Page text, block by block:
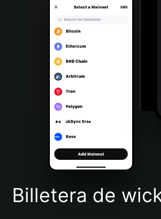
Português (Portugal)
Bahasa Indonesia
Português (Brasil)
Español (Argentina)
Billetera de